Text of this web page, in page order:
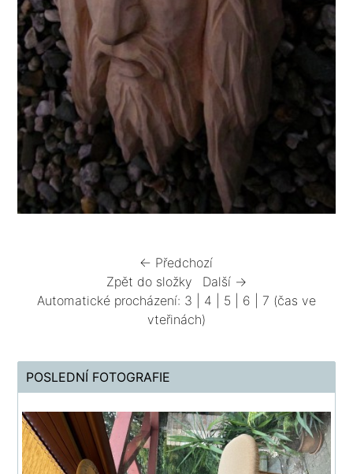
← Předchozí
Zpět do složky
Další →
Automatické procházení: 3 4 5 6 7 (čas ve
vteřinách)
POSLEDNÍ FOTOGRAFIE